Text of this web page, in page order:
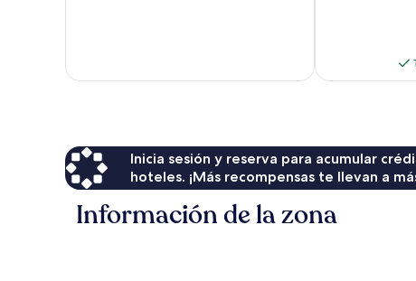
Inicia sesión y reserva para acumular
hoteles. ¡Más recompensas te llevan a
Información de la zona